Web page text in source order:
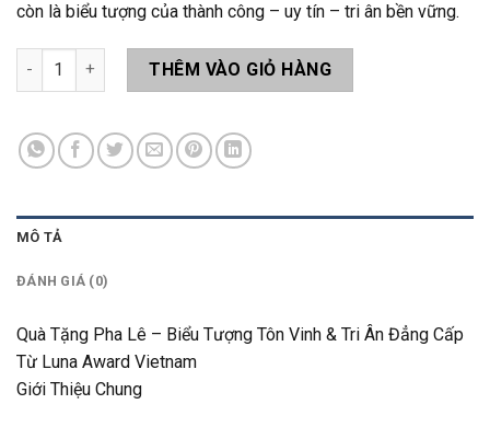
còn là biểu tượng của thành công – uy tín – tri ân bền vững.
Quà Tặng Pha Lê Q16 số lượng
THÊM VÀO GIỎ HÀNG
MÔ TẢ
ĐÁNH GIÁ (0)
Quà Tặng Pha Lê – Biểu Tượng Tôn Vinh & Tri Ân Đẳng Cấp
Từ Luna Award Vietnam
Giới Thiệu Chung